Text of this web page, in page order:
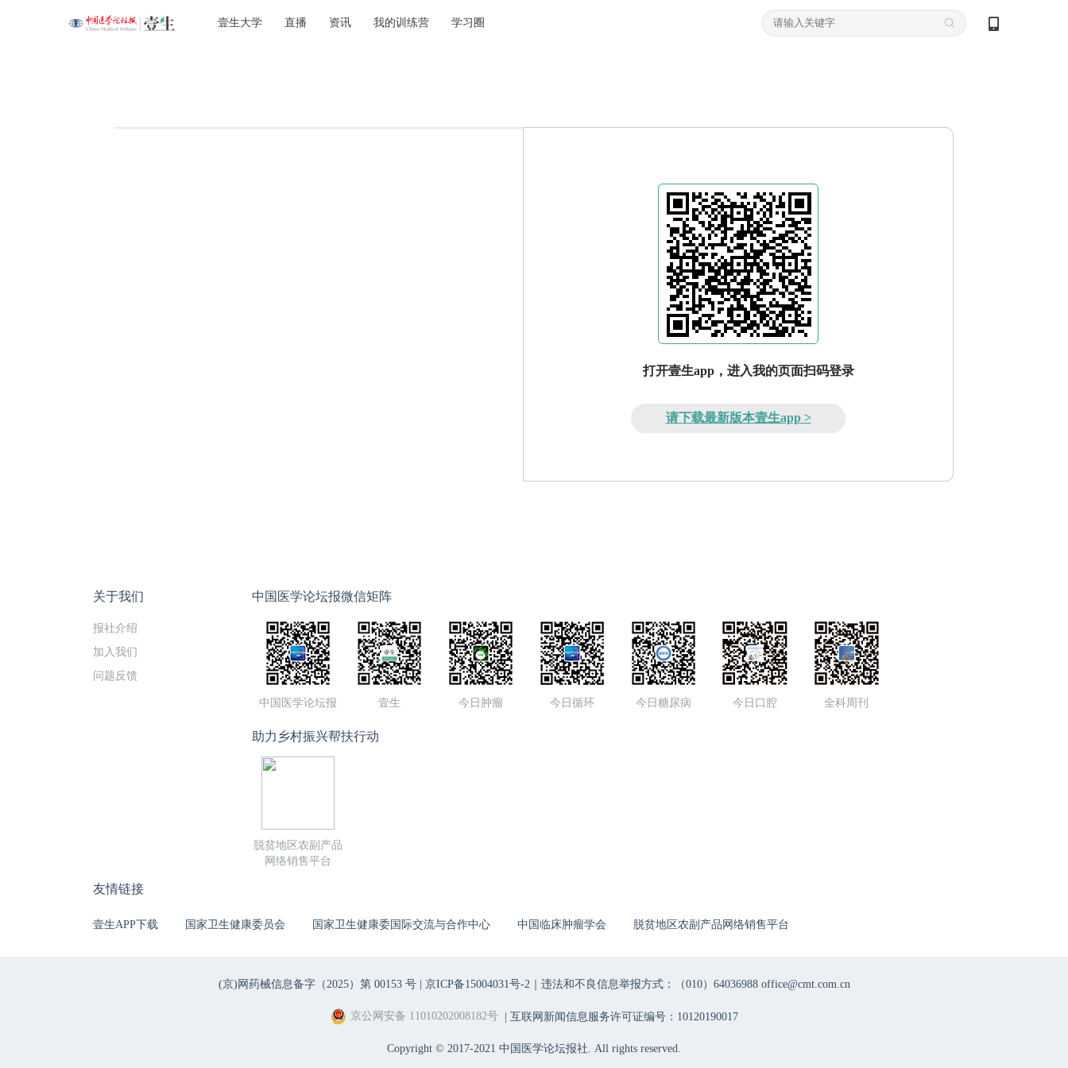
壹生大学 直播 资讯 我的训练营 学习圈
打开壹生app，进入我的页面扫码登录
请下载最新版本壹生app >
关于我们
报社介绍
加入我们
问题反馈
中国医学论坛报微信矩阵
中国医学论坛报 壹生 今日肿瘤 今日循环 今日糖尿病 今日口腔 全科周刊
助力乡村振兴帮扶行动
脱贫地区农副产品
网络销售平台
友情链接
壹生APP下载 国家卫生健康委员会 国家卫生健康委国际交流与合作中心 中国临床肿瘤学会 脱贫地区农副产品网络销售平台
(京)网药械信息备字（2025）第 00153 号 | 京ICP备15004031号-2｜违法和不良信息举报方式：（010）64036988 office@cmt.com.cn
京公网安备 11010202008182号| 互联网新闻信息服务许可证编号：10120190017
Copyright © 2017-2021 中国医学论坛报社. All rights reserved.